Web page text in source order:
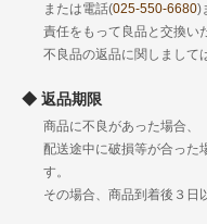
または電話(025-550-6680)
責任をもって良品と交換い
不良品の返品に関しまして
返品期限
商品に不良があった場合、
配送途中に破損等が合った
す。
その場合、商品到着後３日